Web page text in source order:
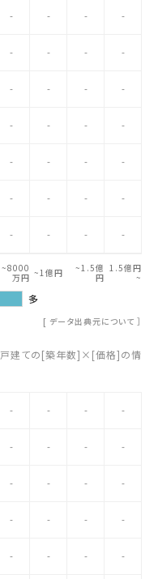
- - - -
- - - -
- - - -
- - - -
- - - -
- - - -
- - - -
~8000
万円 ~1億円
~1.5億
円
1.5億円
~
多
[ データ出典元について ］
建ての[築年数]×[価格]の情
- - - -
- - - -
- - - -
- - - -
- - - -